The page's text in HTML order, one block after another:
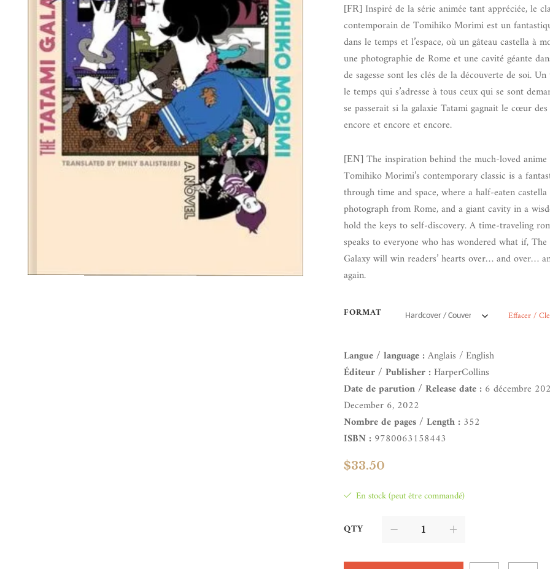
[FR] Inspiré de la série animée tant appréciée, le
contemporain de Tomihiko Morimi est un
dans le temps et l’espace, où un gâteau castella à
une photographie de Rome et une cavité géante
de sagesse sont les clés de la découverte de soi. Un
le temps qui s’adresse à tous ceux qui se sont
se passerait si la galaxie Tatami gagnait le cœur
encore et encore et encore.
[EN] The inspiration behind the much-loved anime
Tomihiko Morimi’s contemporary classic is a
through time and space, where a half-eaten castella
photograph from Rome, and a giant cavity in a
hold the keys to self-discovery. A time-traveling
speaks to everyone who has wondered what if,
Galaxy will win readers’ hearts over… and over…
again.
FORMAT Effacer /
Langue / language :Anglais / English
Éditeur / Publisher : HarperCollins
Date de parution / Release date : 6 décembre
December 6, 2022
Nombre de pages / Length : 352
ISBN : 9780063158443
$33.50
En stock (peut être commandé)
QTY